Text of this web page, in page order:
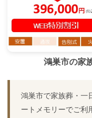
鴻巣市の家
鴻巣市で家族葬・一
ートメモリーでご利